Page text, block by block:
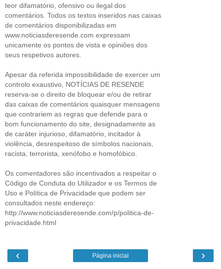
teor difamatório, ofensivo ou ilegal dos
comentários. Todos os textos inseridos nas caixas
de comentários disponibilizadas em
www.noticiasderesende.com expressam
unicamente os pontos de vista e opiniões dos
seus respetivos autores.
Apesar da referida impossibilidade de exercer um
controlo exaustivo, NOTÍCIAS DE RESENDE
reserva-se o direito de bloquear e/ou de retirar
das caixas de comentários quaisquer mensagens
que contrariem as regras que defende para o
bom funcionamento do site, designadamente as
de caráter injurioso, difamatório, incitador à
violência, desrespeitoso de símbolos nacionais,
racista, terrorista, xenófobo e homofóbico.
Os comentadores são incentivados a respeitar o
Código de Conduta do Utilizador e os Termos de
Uso e Política de Privacidade que podem ser
consultados neste endereço:
http://www.noticiasderesende.com/p/politica-de-
privacidade.html
‹ ›
Página inicial